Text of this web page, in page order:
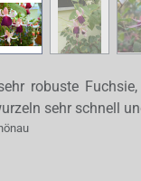
robuste
sehr schnell